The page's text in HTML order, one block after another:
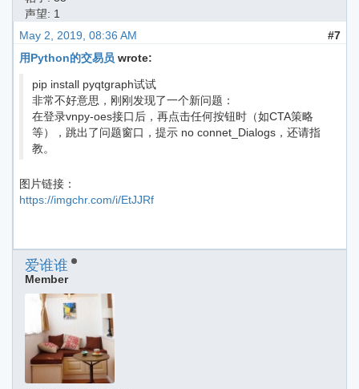
声望: 1
May 2, 2019, 08:36 AM
#7
用Python的交易员 wrote:
pip install pyqtgraph试试
非常不好意思，刚刚发现了一个新问题：
在登录vnpy-oes接口后，再点击任何按钮时（如CTA策略
等），跳出了问题窗口，提示 no connet_Dialogs，还请指
教。
图片链接：
https://imgchr.com/i/EtJJRf
爱谁谁
Member